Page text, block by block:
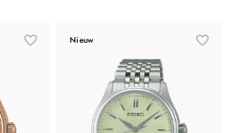
Nieuw